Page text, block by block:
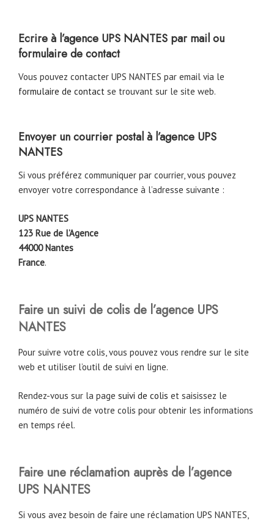
Ecrire à l’agence UPS NANTES par mail ou
formulaire de contact
Vous pouvez contacter UPS NANTES par email via le
formulaire de contact se trouvant sur le site web.
Envoyer un courrier postal à l’agence UPS
NANTES
Si vous préférez communiquer par courrier, vous pouvez
envoyer votre correspondance à l’adresse suivante :
UPS NANTES
123 Rue de l’Agence
44000 Nantes
France.
Faire un suivi de colis de l’agence UPS
NANTES
Pour suivre votre colis, vous pouvez vous rendre sur le site
web et utiliser l’outil de suivi en ligne.
Rendez-vous sur la page suivi de colis et saisissez le
numéro de suivi de votre colis pour obtenir les informations
en temps réel.
Faire une réclamation auprès de l’agence
UPS NANTES
Si vous avez besoin de faire une réclamation UPS NANTES,